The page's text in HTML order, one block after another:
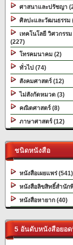
ศาสนาและปรัชญา
ศิลปะและวัฒนธรรม
เทคโนโลยี วิศวกรร
(227)
โทรคมนาคม (2)
ทั่วไป (74)
สังคมศาสตร์ (12)
ไม่สังกัดหมวด (3)
คณิตศาสตร์ (8)
ภาษาศาสตร์ (12)
ชนิดหนังสือ
หนังสือเผยแพร่ (541)
หนังสือลิขสิทธิ์สำนัก
หนังสือหายาก (40)
5 อันดับหนังสือยอ